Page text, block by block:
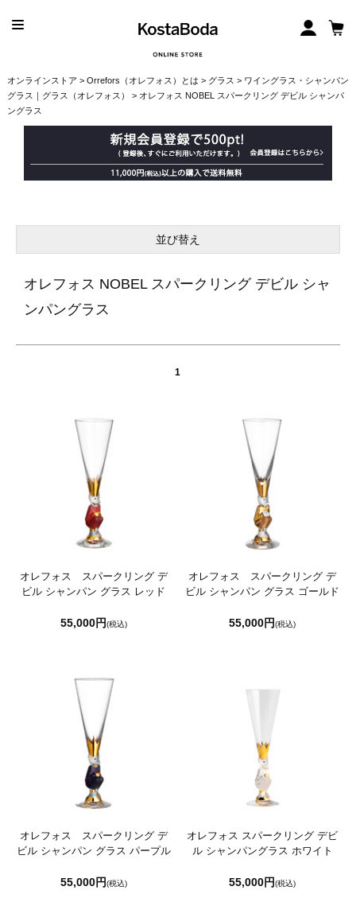
オンラインストア > Orrefors（オレフォス）とは > グラス > ワイングラス・シャンパン
グラス｜グラス（オレフォス）
> オレフォス NOBEL スパークリング デビル シャンパ
ングラス
並び替え
オレフォス NOBEL スパークリング デビル シャ
ンパングラス
1
オレフォス スパークリング デ
ビル シャンパン グラス レッド
55,000円(税込)
オレフォス スパークリング デ
ビル シャンパン グラス ゴールド
55,000円(税込)
オレフォス スパークリング デ
ビル シャンパン グラス パープル
55,000円(税込)
オレフォス スパークリング デビ
ル シャンパングラス ホワイト
55,000円(税込)